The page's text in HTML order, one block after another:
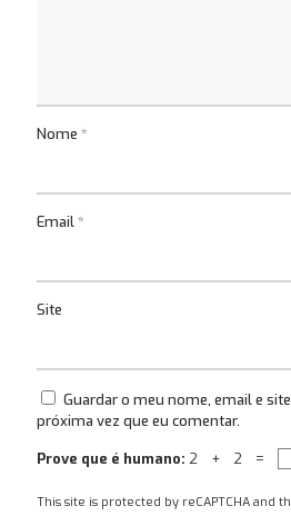
Nome *
Email*
Site
Guardar o meu nome, email e
próxima vez que eu comentar.
Prove que é humano: 2 + 2 =
This site is protected by reCAPTCHA and